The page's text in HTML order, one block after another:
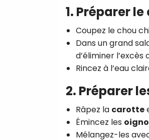
1. Préparer
Coupez le chou
Dans un grand
d’éliminer
Rincez à l’eau
2. Préparer
Râpez la carotte
Émincez les
Mélangez-les